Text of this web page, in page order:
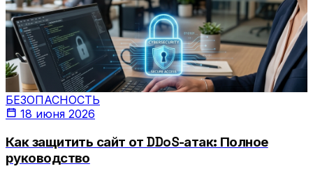
БЕЗОПАСНОСТЬ
18 июня 2026
Как защитить сайт от DDoS-атак: Полное
руководство